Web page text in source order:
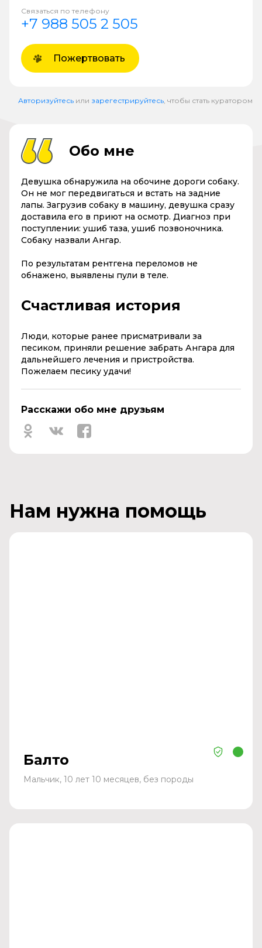
Связаться по телефону
+7 988 505 2 505
Пожертвовать
Авторизуйтесь или зарегестрируйтесь , чтобы стать куратором
Обо мне
Девушка обнаружила на обочине дороги собаку.
Он не мог передвигаться и встать на задние
лапы. Загрузив собаку в машину, девушка сразу
доставила его в приют на осмотр. Диагноз при
поступлении: ушиб таза, ушиб позвоночника.
Собаку назвали Ангар.
По результатам рентгена переломов не
обнажено, выявлены пули в теле.
Счастливая история
Люди, которые ранее присматривали за
песиком, приняли решение забрать Ангара для
дальнейшего лечения и пристройства.
Пожелаем песику удачи!
Расскажи обо мне друзьям
Нам нужна помощь
Балто
Мальчик, 10 лет 10 месяцев, без породы